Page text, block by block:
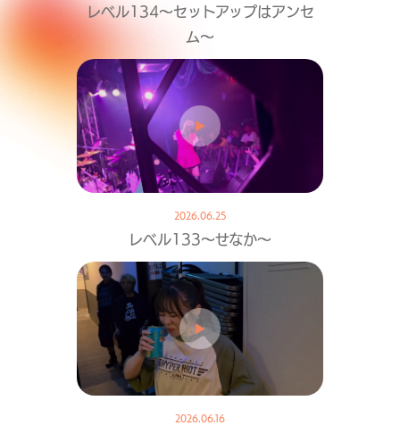
レベル134〜セットアップはアンセ
ム〜
2026.06.25
レベル133〜せなか〜
2026.06.16